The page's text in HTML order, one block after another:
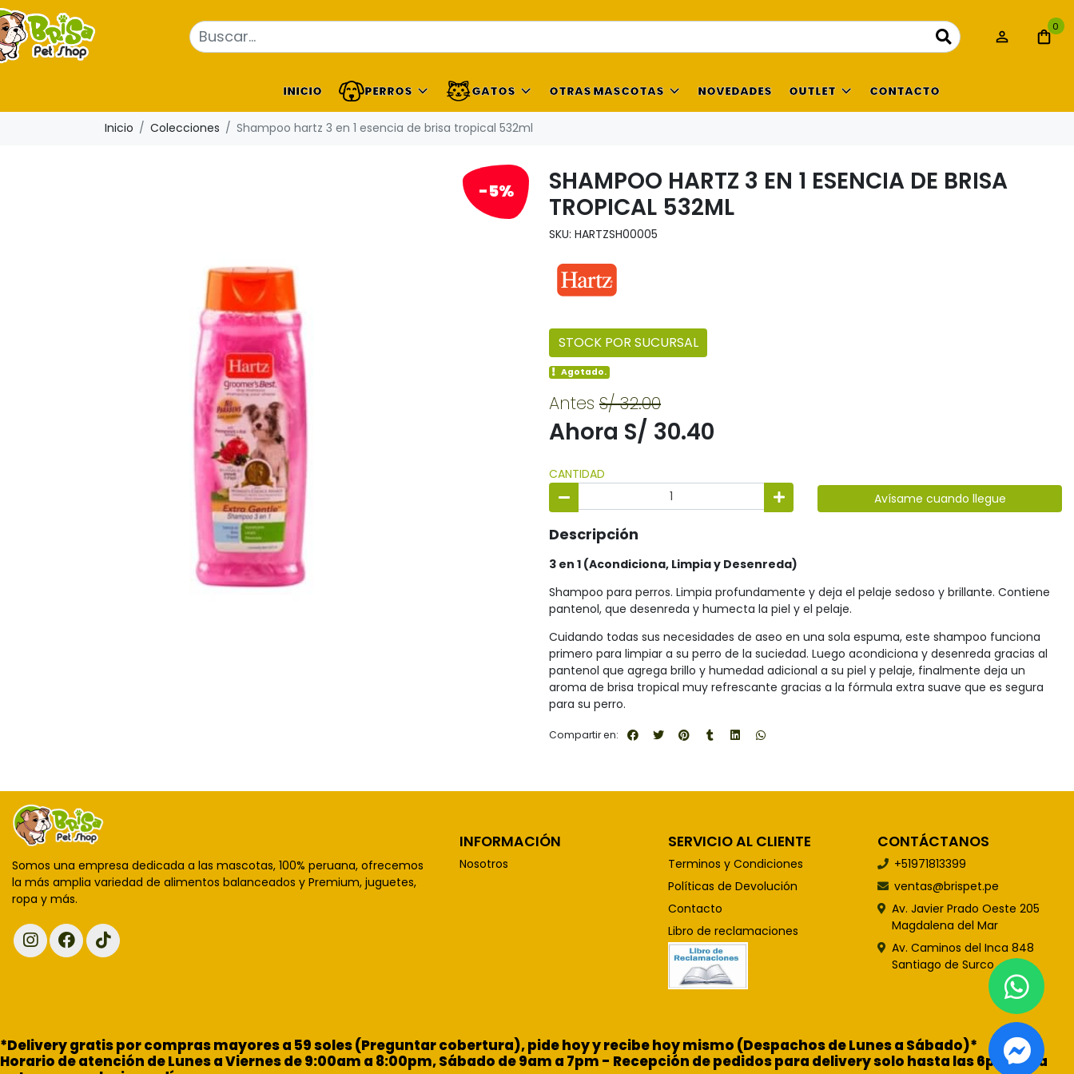
0
INICIO PERROS GATOS OTRAS MASCOTAS NOVEDADES OUTLET CONTACTO
Inicio Colecciones Shampoo hartz 3 en 1 esencia de brisa tropical 532ml
-5%
SHAMPOO HARTZ 3 EN 1 ESENCIA DE BRISA
TROPICAL 532ML
SKU: HARTZSH00005
STOCK POR SUCURSAL
Agotado.
Antes S/ 32.00
Ahora S/ 30.40
CANTIDAD
Avísame cuando llegue
Descripción
3 en 1 (Acondiciona, Limpia y Desenreda)
Shampoo para perros. Limpia profundamente y deja el pelaje sedoso y brillante. Contiene
pantenol, que desenreda y humecta la piel y el pelaje.
Cuidando todas sus necesidades de aseo en una sola espuma, este shampoo funciona
primero para limpiar a su perro de la suciedad. Luego acondiciona y desenreda gracias al
pantenol que agrega brillo y humedad adicional a su piel y pelaje, finalmente deja un
aroma de brisa tropical muy refrescante gracias a la fórmula extra suave que es segura
para su perro.
Compartir en:
Somos una empresa dedicada a las mascotas, 100% peruana, ofrecemos
la más amplia variedad de alimentos balanceados y Premium, juguetes,
ropa y más.
INFORMACIÓN
Nosotros
SERVICIO AL CLIENTE
Terminos y Condiciones
Políticas de Devolución
Contacto
Libro de reclamaciones
CONTÁCTANOS
+51971813399
ventas@brispet.pe
Av. Javier Prado Oeste 205
Magdalena del Mar
Av. Caminos del Inca 848
Santiago de Surco
*Delivery gratis por compras mayores a 59 soles (Preguntar cobertura), pide hoy y recibe hoy mismo (Despachos de Lunes a Sábado)*
Horario de atención de Lunes a Viernes de 9:00am a 8:00pm, Sábado de 9am a 7pm - Recepción de pedidos para delivery solo hasta las 6pm para